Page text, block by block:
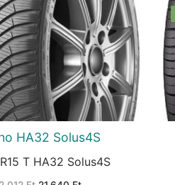
HA32 Solus4S
T HA32 Solus4S